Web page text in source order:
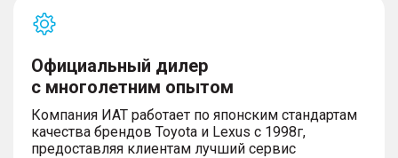
Официальный дилер
с многолетним опытом
Компания ИАТ работает по японским стандартам
качества брендов Toyota и Lexus с 1998г,
предоставляя клиентам лучший сервис